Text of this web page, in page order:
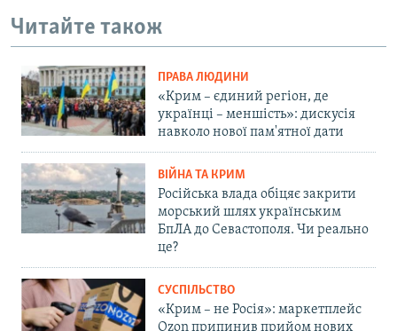
Читайте також
ПРАВА ЛЮДИНИ
«Крим – єдиний регіон, де
українці – меншість»: дискусія
навколо нової пам'ятної дати
ВІЙНА ТА КРИМ
Російська влада обіцяє закрити
морський шлях українським
БпЛА до Севастополя. Чи реально
це?
СУСПІЛЬСТВО
«Крим – не Росія»: маркетплейс
Ozon припинив прийом нових